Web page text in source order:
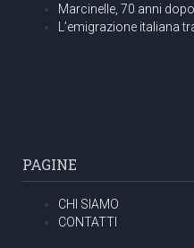
Marcinelle, 70 anni dopo
L’emigrazione italiana
PAGINE
CHI SIAMO
CONTATTI